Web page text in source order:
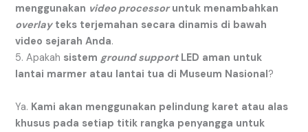
menggunakan video processor untuk menambahkan
overlay teks terjemahan secara dinamis di bawah
video sejarah Anda.
5. Apakah sistem ground support LED aman untuk
lantai marmer atau lantai tua di Museum Nasional?
Ya. Kami akan menggunakan pelindung karet atau alas
khusus pada setiap titik rangka penyangga untuk